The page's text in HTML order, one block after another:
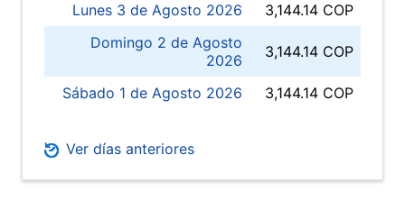
Lunes 3 de Agosto 2026
3,144.14 COP
Domingo 2 de Agosto
2026
3,144.14 COP
Sábado 1 de Agosto 2026 3,144.14 COP
Ver días anteriores